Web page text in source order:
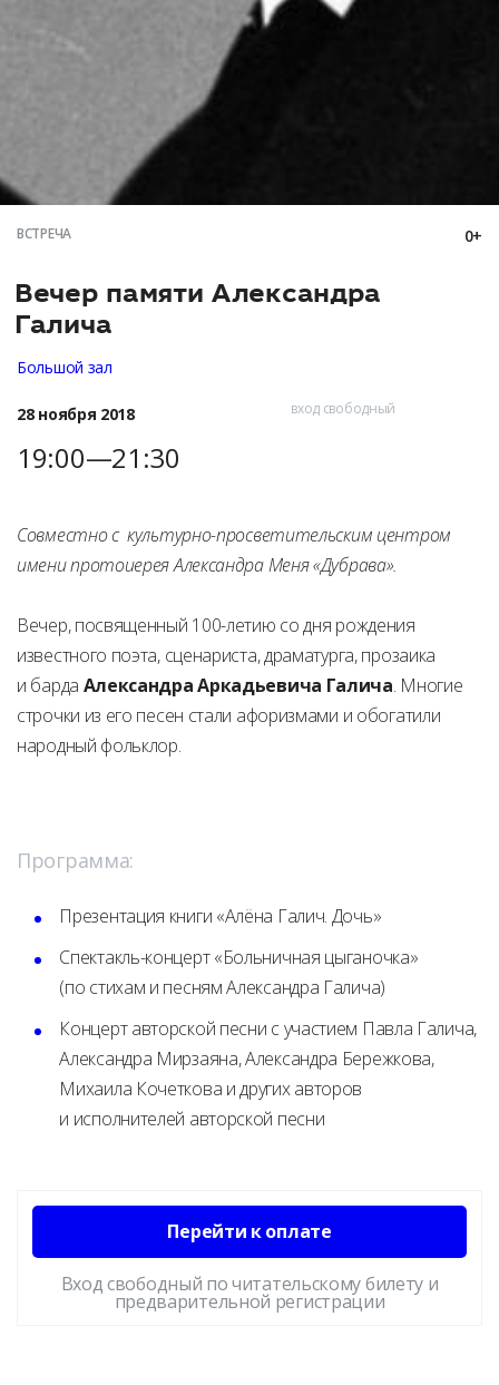
ВСТРЕЧА 0+
Вечер памяти Александра
Галича
Большой зал
28 ноября 2018
19:00—21:30
вход свободный
Совместно с культурно-просветительским центром
имени протоиерея Александра Меня «Дубрава».
Вечер, посвященный 100-летию со дня рождения
известного поэта, сценариста, драматурга, прозаика
и барда Александра Аркадьевича Галича. Многие
строчки из его песен стали афоризмами и обогатили
народный фольклор.
Программа:
Презентация книги «Алёна Галич. Дочь»
Спектакль-концерт «Больничная цыганочка»
(по стихам и песням Александра Галича)
Концерт авторской песни с участием Павла Галича,
Александра Мирзаяна, Александра Бережкова,
Михаила Кочеткова и других авторов
и исполнителей авторской песни
Перейти к оплате
Вход свободный по читательскому билету и
предварительной регистрации